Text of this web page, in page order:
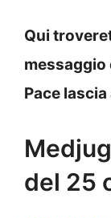
Qui
messaggio
Pace
del 25